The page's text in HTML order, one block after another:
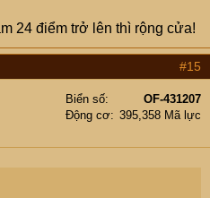
24 điểm trở lên thì rộng cửa!
#15
Biển số
OF-431207
Động cơ
395,358 Mã lực